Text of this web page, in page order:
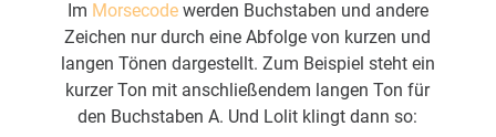
Im Morsecodewerden Buchstaben und andere
Zeichen nur durch eine Abfolge von kurzen und
langen Tönen dargestellt. Zum Beispiel steht ein
kurzer Ton mit anschließendem langen Ton für
den Buchstaben A. Und Lolit klingt dann so: